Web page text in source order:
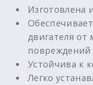
Изготовлена
двигателя от
повреждений
Устойчива к
Легко